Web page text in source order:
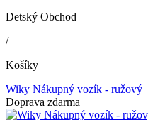
Detský Obchod
/
Košíky
Wiky Nákupný vozík - ružový
Doprava zdarma